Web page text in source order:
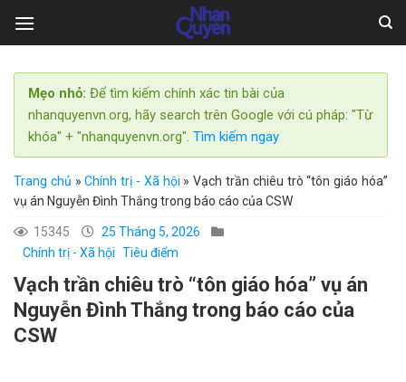
Mẹo nhỏ: Để tìm kiếm chính xác tin bài của
nhanquyenvn.org, hãy search trên Google với cú pháp: "Từ
khóa" + "nhanquyenvn.org". Tìm kiếm ngay
Trang chủ »Chính trị - Xã hội »Vạch trần chiêu trò “tôn giáo hóa”
vụ án Nguyễn Đình Thắng trong báo cáo của CSW
15345
25 Tháng 5, 2026
Chính trị - Xã hội Tiêu điểm
Vạch trần chiêu trò “tôn giáo hóa” vụ án
Nguyễn Đình Thắng trong báo cáo của
CSW